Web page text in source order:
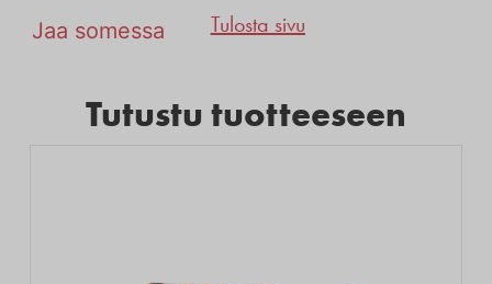
Jaa somessa Tulosta sivu
Tutustu tuotteeseen